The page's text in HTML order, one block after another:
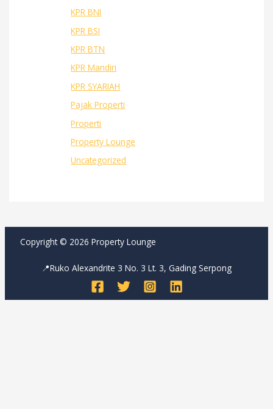
KPR BNI
KPR BSI
KPR BTN
KPR Mandiri
KPR SYARIAH
Pajak Properti
Properti
Property Lounge
Uncategorized
Copyright © 2026 Property Lounge
📍Ruko Alexandrite 3 No. 3 Lt. 3, Gading Serpong